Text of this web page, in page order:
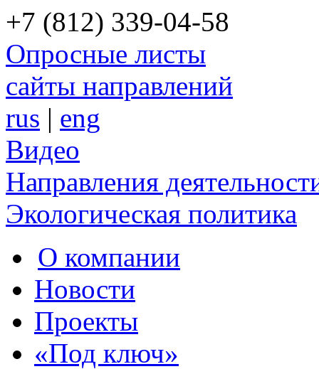
+7 (812) 339-04-58
Опросные листы
сайты направлений
rus | eng
Видео
Направления
Экологическая политика
О компании
Новости
Проекты
«Под ключ»